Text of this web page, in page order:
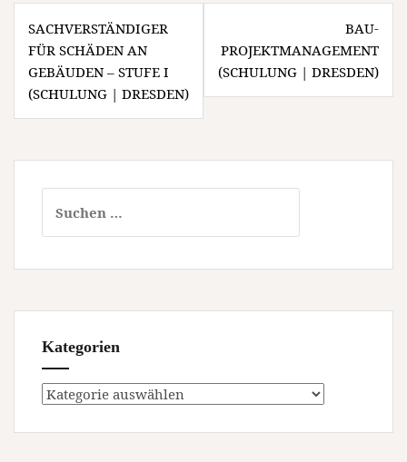
Beitragsnavigation
SACHVERSTÄNDIGER
FÜR SCHÄDEN AN
GEBÄUDEN – STUFE I
(SCHULUNG | DRESDEN)
BAU-
PROJEKTMANAGEMENT
(SCHULUNG | DRESDEN)
nach:
Kategorien
Kategorien